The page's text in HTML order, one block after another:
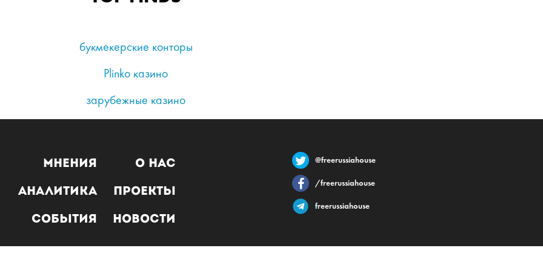
букмекерские конторы
Plinko казино
зарубежные казино
Мнения О нас
Аналитика Проекты
События Новости
@freerussiahouse
/freerussiahouse
freerussiahouse